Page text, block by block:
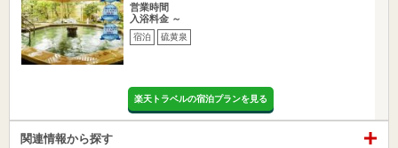
営業時間
入浴料金 ～
宿泊 硫黄泉
楽天トラベルの宿泊プランを見る
関連情報から探す